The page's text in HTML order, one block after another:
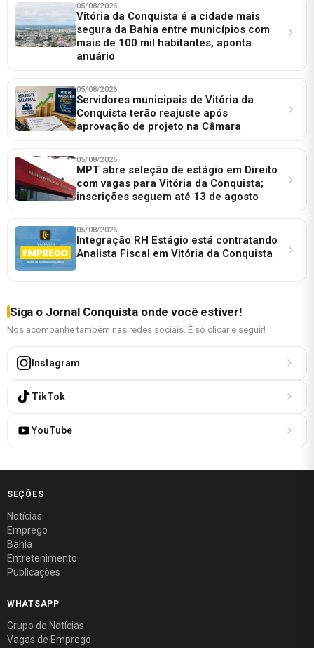
05/08/2026
Vitória da Conquista é a cidade mais
segura da Bahia entre municípios com
mais de 100 mil habitantes, aponta
anuário
05/08/2026
Servidores municipais de Vitória da
Conquista terão reajuste após
aprovação de projeto na Câmara
05/08/2026
MPT abre seleção de estágio em Direito
com vagas para Vitória da Conquista;
inscrições seguem até 13 de agosto
05/08/2026
Integração RH Estágio está contratando
Analista Fiscal em Vitória da Conquista
Siga o Jornal Conquista onde você estiver!
Nos acompanhe também nas redes sociais. É só clicar e seguir!
Instagram
TikTok
YouTube
SEÇÕES
Notícias
Emprego
Bahia
Entretenimento
Publicações
WHATSAPP
Grupo de Notícias
Vagas de Emprego